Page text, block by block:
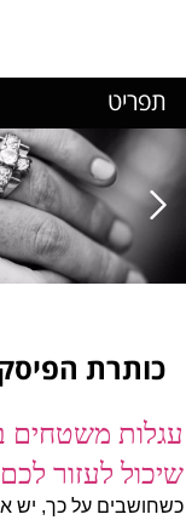
תפריט
כותרת
עגלות משטחים
שיכול לעזור
כשחושבים על כך, יש